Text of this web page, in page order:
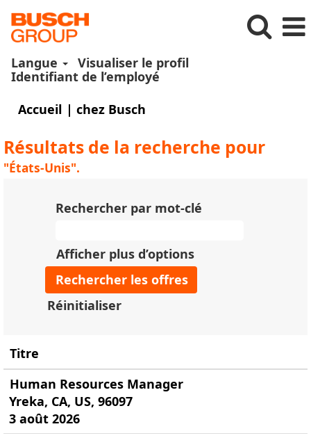
Langue
Visualiser le profil
Identifiant de l’employé
Accueil | chez Busch
Résultats de la recherche pour
"États-Unis".
Rechercher par mot-clé
Afficher plus d’options
Réinitialiser
Titre
Human Resources Manager
Yreka, CA, US, 96097
3 août 2026